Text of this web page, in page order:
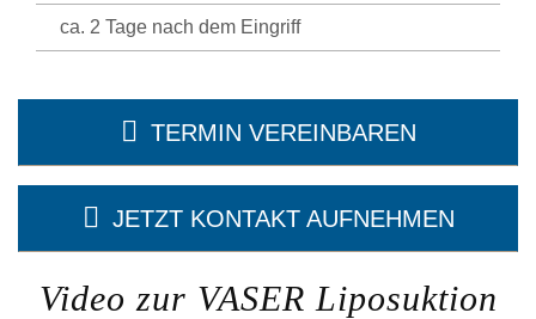
ca. 2 Tage nach dem Eingriff
TERMIN VEREINBAREN
JETZT KONTAKT AUFNEHMEN
Video zur VASER Liposuktion